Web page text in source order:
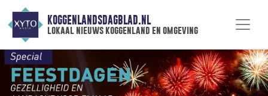
KOGGENLANDSDAGBLAD.NL
lokaal nieuws koggenland en omgeving